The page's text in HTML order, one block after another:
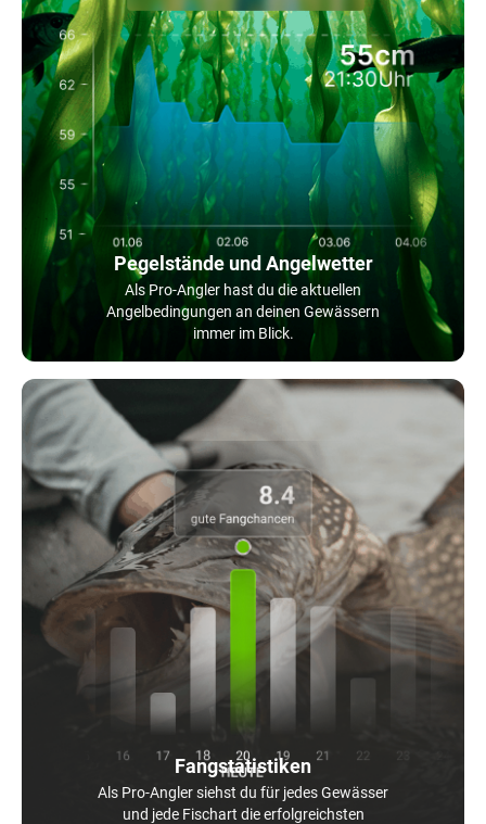
Pegelstände und Angelwetter
Als Pro-Angler hast du die aktuellen
Angelbedingungen an deinen Gewässern
immer im Blick.
Fangstatistiken
Als Pro-Angler siehst du für jedes Gewässer
und jede Fischart die erfolgreichsten